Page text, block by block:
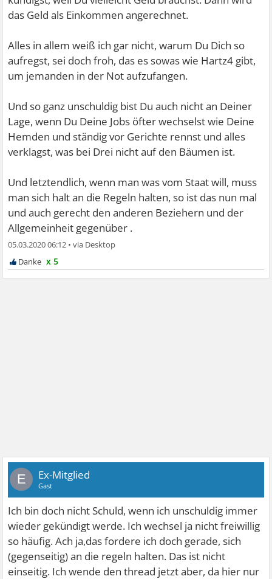
das Geld als Einkommen angerechnet.
Alles in allem weiß ich gar nicht, warum Du Dich so
aufregst, sei doch froh, das es sowas wie Hartz4 gibt,
um jemanden in der Not aufzufangen.
Und so ganz unschuldig bist Du auch nicht an Deiner
Lage, wenn Du Deine Jobs öfter wechselst wie Deine
Hemden und ständig vor Gerichte rennst und alles
verklagst, was bei Drei nicht auf den Bäumen ist.
Und letztendlich, wenn man was vom Staat will, muss
man sich halt an die Regeln halten, so ist das nun mal
und auch gerecht den anderen Beziehern und der
Allgemeinheit gegenüber .
05.03.2020 06:12 •
x 5
E Ex-Mitglied
Gast
Ich bin doch nicht Schuld, wenn ich unschuldig immer
wieder gekündigt werde. Ich wechsel ja nicht freiwillig
so häufig. Ach ja,das fordere ich doch gerade, sich
(gegenseitig) an die regeln halten. Das ist nicht
einseitig. Ich wende den thread jetzt aber, da hier nur